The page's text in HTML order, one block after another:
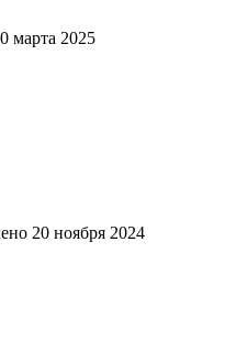
марта 2025
20 ноября 2024